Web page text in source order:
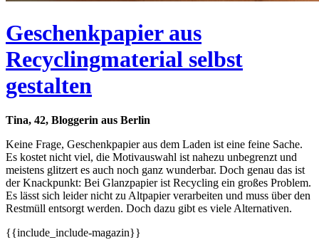
Geschenkpapier aus
Recyclingmaterial selbst
gestalten
Tina, 42, Bloggerin aus Berlin
Keine Frage, Geschenkpapier aus dem Laden ist eine feine Sache.
Es kostet nicht viel, die Motivauswahl ist nahezu unbegrenzt und
meistens glitzert es auch noch ganz wunderbar. Doch genau das ist
der Knackpunkt: Bei Glanzpapier ist Recycling ein großes Problem.
Es lässt sich leider nicht zu Altpapier verarbeiten und muss über den
Restmüll entsorgt werden. Doch dazu gibt es viele Alternativen.
{{include_include-magazin}}